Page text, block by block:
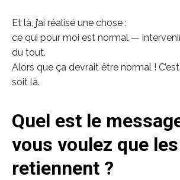
Et là, j’ai réalisé une chose :
ce qui pour moi est normal —
du tout.
Alors que ça devrait être normal !
soit là.
Quel est le
vous voulez que
retiennent ?